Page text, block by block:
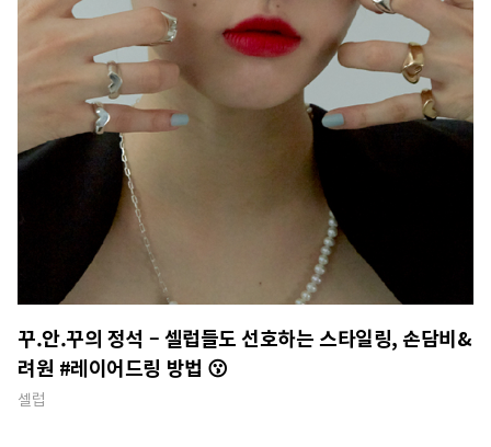
꾸.안.꾸의 정석 – 셀럽들도 선호하는 스타일링, 손담비&
려원 #레이어드링 방법 😗
셀럽